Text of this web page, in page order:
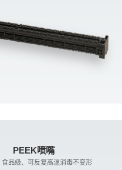
PEEK喷嘴
食品级、可反复高温消毒不变形